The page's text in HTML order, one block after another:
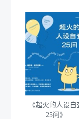
《超火的人设自
25问》